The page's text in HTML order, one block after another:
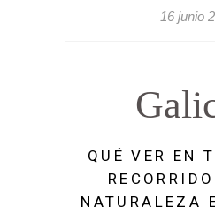
16 junio
QUÉ VER EN
NATURALEZA